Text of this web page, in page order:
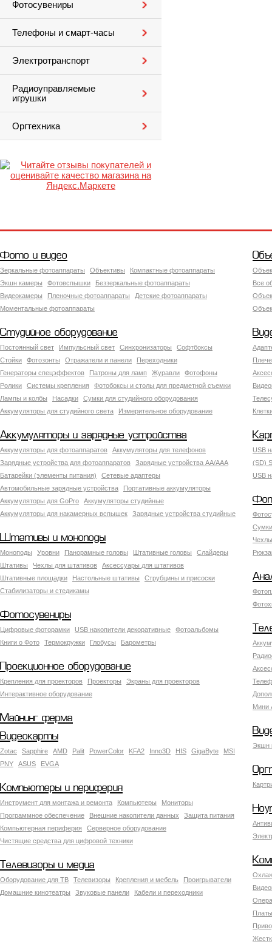
Фотосувениры
Телефоны и смарт-часы
Электротранспорт
Радиоуправляемые
игрушки
Оргтехника
Фото и видео
Зеркальные фотоаппараты Объективы
Компактные фотоаппараты
Экшн камеры
Фотовспышки
Беззеркальные фотоаппараты
Видеокамеры
Пленочные фотоаппараты
Детские фотоаппараты
Моментальные фотоаппараты
Все
Студийное оборудование
Постоянный свет Импульсный свет Синхронизаторы
Софтбоксы
Стойки
Фотозонты Отражатели и панели
Переходники
Генераторы спецэффектов
Патроны для ламп Журавли
Фотофоны
Ролики
Системы крепления
Фотобоксы и столы для предметной съемки
Лампы и колбы
Насадки
Сумки для студийного оборудования
Аккумуляторы для студийного света
Измерительное оборудование
Аккумуляторы и зарядные устройства
Аккумуляторы для фотоаппаратов
Аккумуляторы для телефонов
Зарядные устройства для фотоаппаратов
Зарядные устройства AA/AAA
Батарейки (элементы питания)
Сетевые адаптеры
Автомобильные зарядные устройства
Портативные аккумуляторы
Аккумуляторы для GoPro
Аккумуляторы студийные
Аккумуляторы для накамерных вспышек
Зарядные устройства студийные
USB
(SD)
USB
Штативы и моноподы
Моноподы Уровни Панорамные головы Штативные головы
Слайдеры
Штативы
Чехлы для штативов
Аксессуары для штативов
Штативные площадки
Настольные штативы
Струбцины и присоски
Стабилизаторы и стедикамы
Фотосувениры
Цифровые фоторамки USB накопители декоративные
Фотоальбомы
Книги о Фото
Термокружки Глобусы Барометры
Мини
Проекционное оборудование
Крепления для проекторов Проекторы
Экраны для проекторов
Интерактивное оборудование
Майнинг ферма
Экшн
Видеокарты
Zotac Sapphire AMD Palit PowerColor KFA2 Inno3D HIS GigaByte
MSI
PNY
ASUS EVGA
Компьютеры и периферия
Инструмент для монтажа и ремонта Компьютеры
Мониторы
Программное обеспечение
Внешние накопители данных
Защита питания
Компьютерная периферия
Серверное оборудование
Чистящие средства для цифровой техники
Телевизоры и медиа
Оборудование для ТВ Телевизоры Крепления и мебель
Проигрыватели
Домашние кинотеатры
Звуковые панели Кабели и переходники